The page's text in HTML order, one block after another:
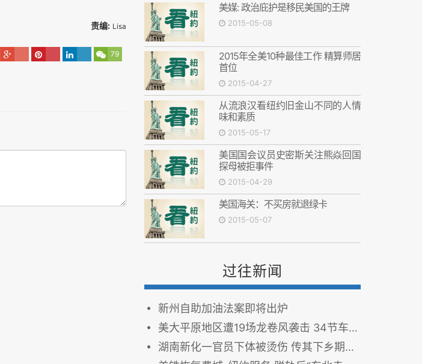
责编: Lisa
79
美媒: 政治庇护是移民美国的王牌
2015-05-08
2015年全美10种最佳工作 精算师居
首位
2015-04-27
从流浪汉看纽约旧金山不同的人情
味和素质
2015-05-17
美国国会议员史密斯关注熊焱回国
探母被拒事件
2015-04-29
美国海关：不买房就退绿卡
2015-05-07
过往新闻
新州自助加油法案即将出炉
美大平原地区遭19场龙卷风袭击 34节车厢因恶劣天气脱轨
湖南新化一官员下体被烫伤 传其下乡期间强奸女性（图）